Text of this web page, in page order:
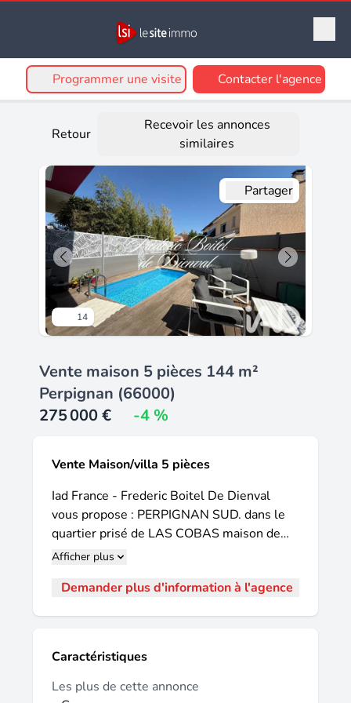
Programmer une visite Contacter l'agence
Retour
Recevoir les annonces
similaires
14
Partager
Vente maison 5 pièces 144 m²
Perpignan (66000)
275 000 €
-4 %
Vente Maison/villa 5 pièces
Iad France - Frederic Boitel De Dienval
vous propose : PERPIGNAN SUD. dans le
quartier prisé de LAS COBAS maison de
ville T5 avec piscine ! Découvrez cette
surface habitable environ, avec piscine,
organisée sur quatre niveaux, vous serez
immanquablement séduits par son charme
et son cachet ! Le rez-de-chaussée est
Afficher plus
Demander plus d'information à l'agence
Caractéristiques
Les plus de cette annonce